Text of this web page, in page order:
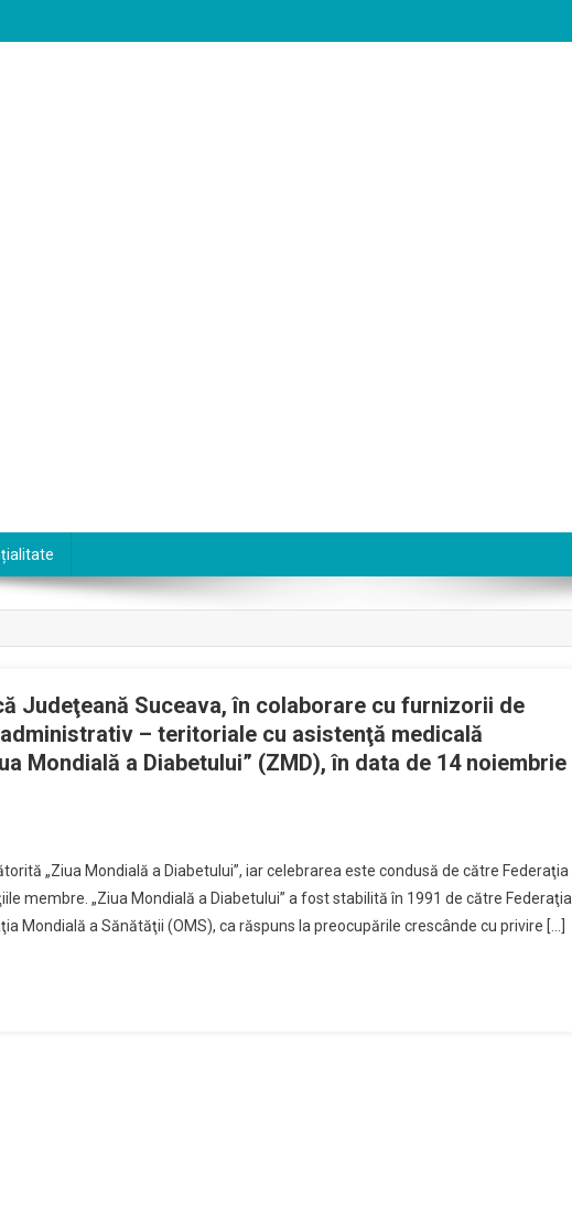
Judeţeană Suceava, în colaborare cu furnizorii de
– teritoriale cu asistenţă medicală
Mondială a Diabetului” (ZMD), în data de 14 noiembrie
„Ziua Mondială a Diabetului”, iar celebrarea este condusă de către Federaţia
membre. „Ziua Mondială a Diabetului” a fost stabilită în 1991 de către Federaţia
Mondială a Sănătăţii (OMS), ca răspuns la preocupările crescânde cu privire […]